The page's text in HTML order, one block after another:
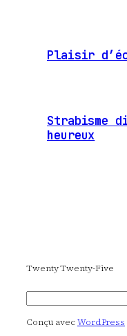
Plaisir
Strabisme
heureux
Twenty Twenty-Five
Rechercher
Conçu avecWordPress